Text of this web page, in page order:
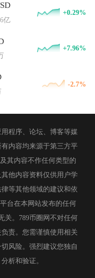
亿
+0.29%
+7.96%
-2.7%
程序、论坛、博客等媒
内容均来源于第三方平
其内容不作任何类型的
他内容资料仅供用户学
等其他领域的建议和依
台在本网站发布的任何
关。789币圈网不对任何
责。您需谨慎使用相关
风险。强烈建议您独自
析和验证。